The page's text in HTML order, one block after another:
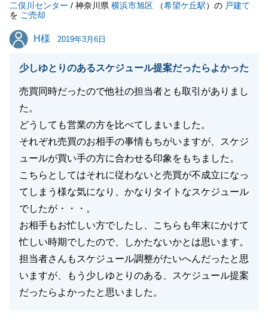
何卒、よろしくお願いします。
二俣川センター / 神奈川県 横浜市旭区 （希望ケ丘駅）の 戸建て
を ご売却
H様
H様 2019年3月6日
少しゆとりのあるスケジュール提案だったらよかった
売買同時だったので他社の担当者とも取引がありまし
た。
どうしても営業の方を比べてしまいました。
それぞれ売買のお相手の事情もちがいますが、スケジ
ュールが買い手の方に合わせる印象をもちました。
こちらとしてはそれに従わないと売買が不成立になっ
てしまう様な気になり、かなりタイトなスケジュール
でしたが・・・。
お相手もお忙しい方でしたし、こちらも年末にかけて
忙しい時期でしたので、しかたないかとは思います。
担当者さんもスケジュール調整がたいへんだったと思
いますが、もう少しゆとりのある、スケジュール提案
だったらよかったと思いました。